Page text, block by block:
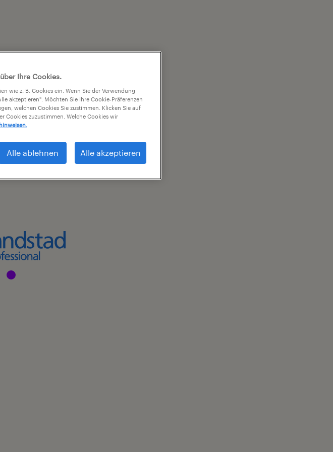
Ihre Cookies.
wie z. B. Cookies ein. Wenn Sie der Verwendung
akzeptieren". Möchten Sie Ihre Cookie-Präferenzen
welchen Cookies Sie zustimmen. Klicken Sie auf
Cookies zuzustimmen. Welche Cookies wir
Alle ablehnen Alle akzeptieren